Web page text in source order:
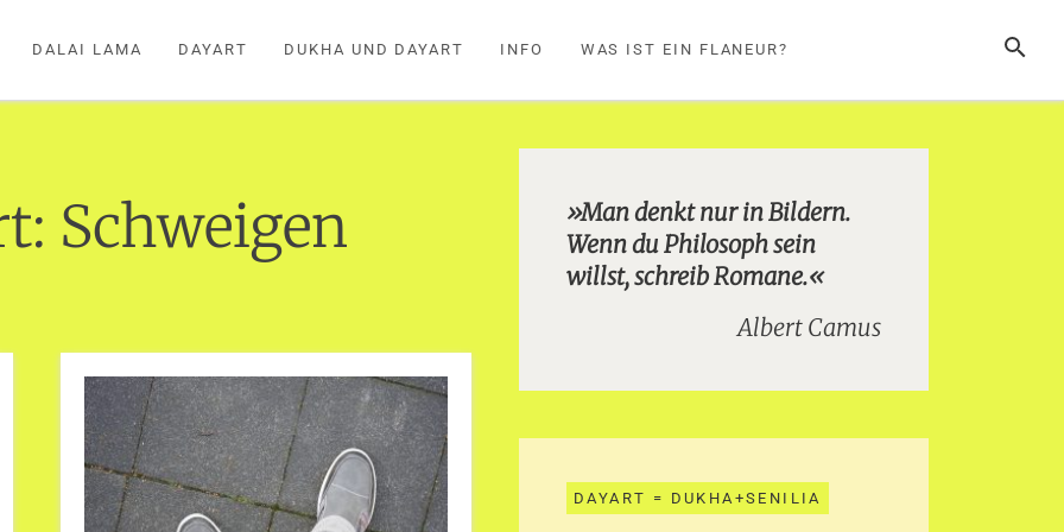
SUCHE
DALAI LAMA DAYART DUKHA UND DAYART INFO WAS IST EIN FLANEUR?
Schweigen
»Man denkt nur in Bildern.
Wenn du Philosoph sein
willst, schreib Romane.«
Albert Camus
DAYART = DUKHA+SENILIA